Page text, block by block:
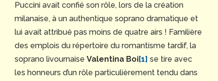
Puccini avait confié son rôle, lors de la création
milanaise, à un authentique soprano dramatique et
lui avait attribué pas moins de quatre airs ! Familière
des emplois du répertoire du romantisme tardif, la
soprano livournaise Valentina Boi[1] se tire avec
les honneurs d’un rôle particulièrement tendu dans